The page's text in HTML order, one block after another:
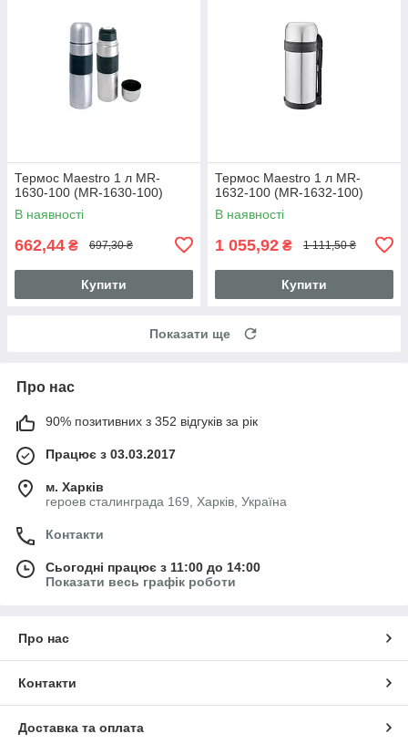
Термос Maestro 1 л MR-
1630-100 (MR-1630-100)
В наявності
662,44 ₴ 697,30 ₴
Купити
Термос Maestro 1 л MR-
1632-100 (MR-1632-100)
В наявності
1 055,92 ₴ 1 111,50 ₴
Купити
Показати ще
Про нас
90% позитивних з 352 відгуків за рік
Працює з 03.03.2017
м. Харків
героев сталинграда 169, Харків, Україна
Контакти
Сьогодні працює з 11:00 до 14:00
Показати весь графік роботи
Про нас
Контакти
Доставка та оплата